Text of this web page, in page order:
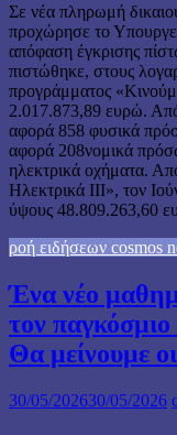
Σε νέα πληρωμή
προχώρησε το
απόφαση έγκρισης
πιστώθηκε, στους
προγράμματος
2.017.873,89 ευρώ.
αφορά 858 φυσικά
αφορά 208νομικά
ηλεκτρικά οχήματα.
Ηλεκτρικά ΙΙΙ», τον
ύψους 48.809.263,60
ροή ειδήσεων cosmos
Ένα νέο
τον
Θα μείνουμε
30/05/202630/05/2026